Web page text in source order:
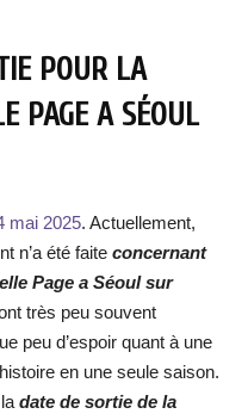
POUR LA
PAGE A SÉOUL
mai 2025. Actuellement,
n’a été faite concernant
Page a Séoul sur
très peu souvent
peu d’espoir quant à une
en une seule saison.
date de sortie de la